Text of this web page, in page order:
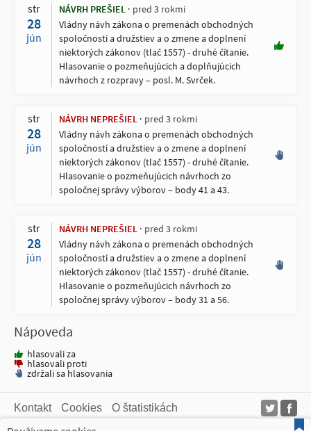
str
28
jún
NÁVRH PREŠIEL
pred 3 rokmi
Vládny návh zákona o premenách obchodných
spoločností a družstiev a o zmene a doplnení
niektorých zákonov (tlač 1557) - druhé čítanie.
Hlasovanie o pozmeňujúcich a doplňujúcich
návrhoch z rozpravy – posl. M. Svrček.
str
28
jún
NÁVRH NEPREŠIEL
pred 3 rokmi
Vládny návh zákona o premenách obchodných
spoločností a družstiev a o zmene a doplnení
niektorých zákonov (tlač 1557) - druhé čítanie.
Hlasovanie o pozmeňujúcich návrhoch zo
spoločnej správy výborov – body 41 a 43.
str
28
jún
NÁVRH NEPREŠIEL
pred 3 rokmi
Vládny návh zákona o premenách obchodných
spoločností a družstiev a o zmene a doplnení
niektorých zákonov (tlač 1557) - druhé čítanie.
Hlasovanie o pozmeňujúcich návrhoch zo
spoločnej správy výborov – body 31 a 56.
Nápoveda
hlasovali za
hlasovali proti
zdržali sa hlasovania
Kontakt Cookies O štatistikách
Web AKOHLASOVALI.sk čerpá dáta z verejne dostupných zdrojov. Takto